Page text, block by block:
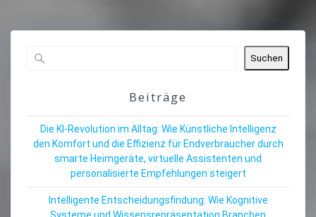
Suchen
Beiträge
Die KI-Revolution im Alltag: Wie Künstliche Intelligenz
den Komfort und die Effizienz für Endverbraucher durch
smarte Heimgeräte, virtuelle Assistenten und
personalisierte Empfehlungen steigert
Intelligente Entscheidungsfindung: Wie Kognitive
Systeme und Wissensrepräsentation Branchen